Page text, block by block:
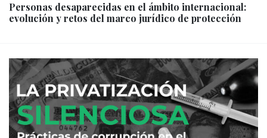
Personas desaparecidas en el ámbito internacional:
evolución y retos del marco jurídico de protección